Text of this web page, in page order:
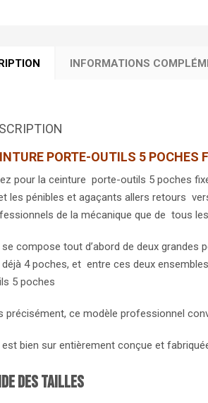
INFORMATIONS
PORTE-OUTILS 5 POCHES
pour la ceinture porte-outils 5 poches
les pénibles et agaçants allers retours
de la mécanique que de tous
se compose tout d’abord de deux grandes
4 poches, et entre ces deux
5 poches
précisément, ce modèle professionnel
est bien sur entièrement conçue et
des tailles